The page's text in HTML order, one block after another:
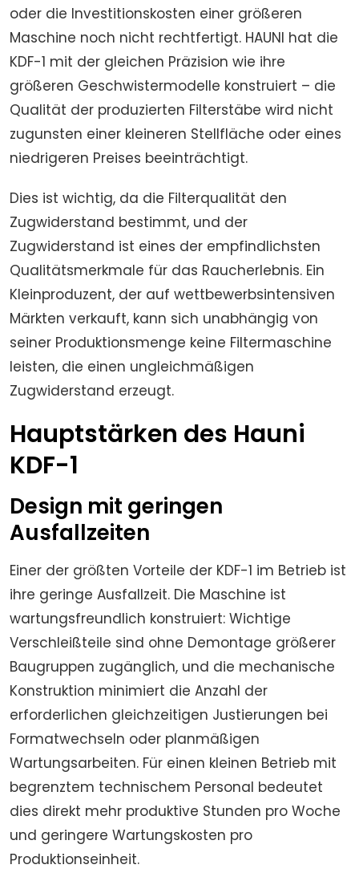
oder die Investitionskosten einer größeren
Maschine noch nicht rechtfertigt. HAUNI hat die
KDF-1 mit der gleichen Präzision wie ihre
größeren Geschwistermodelle konstruiert – die
Qualität der produzierten Filterstäbe wird nicht
zugunsten einer kleineren Stellfläche oder eines
niedrigeren Preises beeinträchtigt.
Dies ist wichtig, da die Filterqualität den
Zugwiderstand bestimmt, und der
Zugwiderstand ist eines der empfindlichsten
Qualitätsmerkmale für das Raucherlebnis. Ein
Kleinproduzent, der auf wettbewerbsintensiven
Märkten verkauft, kann sich unabhängig von
seiner Produktionsmenge keine Filtermaschine
leisten, die einen ungleichmäßigen
Zugwiderstand erzeugt.
Hauptstärken des Hauni
KDF-1
Design mit geringen
Ausfallzeiten
Einer der größten Vorteile der KDF-1 im Betrieb ist
ihre geringe Ausfallzeit. Die Maschine ist
wartungsfreundlich konstruiert: Wichtige
Verschleißteile sind ohne Demontage größerer
Baugruppen zugänglich, und die mechanische
Konstruktion minimiert die Anzahl der
erforderlichen gleichzeitigen Justierungen bei
Formatwechseln oder planmäßigen
Wartungsarbeiten. Für einen kleinen Betrieb mit
begrenztem technischem Personal bedeutet
dies direkt mehr produktive Stunden pro Woche
und geringere Wartungskosten pro
Produktionseinheit.